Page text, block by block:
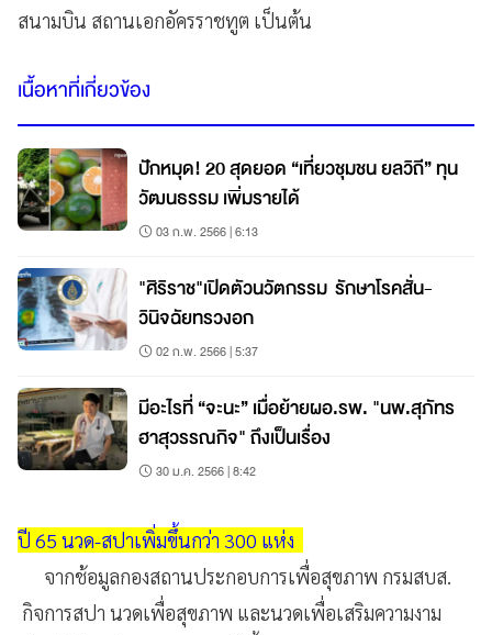
สนามบิน สถานเอกอัครราชทูต เป็นต้น
เนื้อหาที่เกี่ยวข้อง
ปักหมุด! 20 สุดยอด “เที่ยวชุมชน ยลวิถี” ทุน
วัฒนธรรม เพิ่มรายได้
03 ก.พ. 2566 | 6:13
"ศิริราช"เปิดตัวนวัตกรรม รักษาโรคสั่น-
วินิจฉัยทรวงอก
02 ก.พ. 2566 | 5:37
มีอะไรที่ “จะนะ” เมื่อย้ายผอ.รพ. "นพ.สุภัทร
ฮาสุวรรณกิจ" ถึงเป็นเรื่อง
30 ม.ค. 2566 | 8:42
ปี 65 นวด-สปาเพิ่มขึ้นกว่า 300 แห่ง
จากช้อมูลกองสถานประกอบการเพื่อสุขภาพ กรมสบส.
กิจการสปา นวดเพื่อสุขภาพ และนวดเพื่อเสริมความงาม